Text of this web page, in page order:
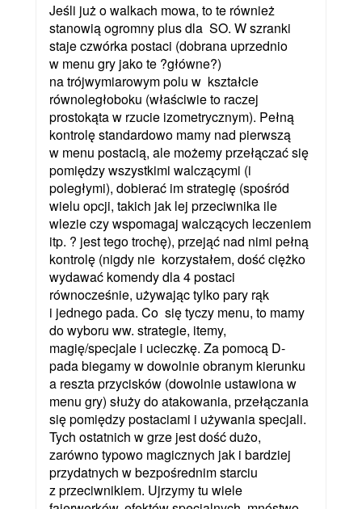
Jeśli już o walkach mowa, to te również
stanowią ogromny plus dla SO. W szranki
staje czwórka postaci (dobrana uprzednio
w menu gry jako te ?główne?)
na trójwymiarowym polu w kształcie
równoległoboku (właściwie to raczej
prostokąta w rzucie izometrycznym). Pełną
kontrolę standardowo mamy nad pierwszą
w menu postacią, ale możemy przełączać się
pomiędzy wszystkimi walczącymi (i
poległymi), dobierać im strategię (spośród
wielu opcji, takich jak lej przeciwnika ile
wlezie czy wspomagaj walczących leczeniem
itp. ? jest tego trochę), przejąć nad nimi pełną
kontrolę (nigdy nie korzystałem, dość ciężko
wydawać komendy dla 4 postaci
równocześnie, używając tylko pary rąk
i jednego pada. Co się tyczy menu, to mamy
do wyboru ww. strategie, itemy,
magię/specjale i ucieczkę. Za pomocą D-
pada biegamy w dowolnie obranym kierunku
a reszta przycisków (dowolnie ustawiona w
menu gry) służy do atakowania, przełączania
się pomiędzy postaciami i używania specjali.
Tych ostatnich w grze jest dość dużo,
zarówno typowo magicznych jak i bardziej
przydatnych w bezpośrednim starciu
z przeciwnikiem. Ujrzymy tu wiele